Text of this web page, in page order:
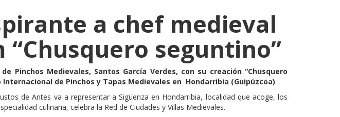
a chef medieval
seguntino”
Pinchos Medievales, Santos García Verdes, con su creación “Chusquero
de Pinchos y Tapas Medievales en Hondarribia (Guipúzcoa)
de Antes va a representar a Sigüenza en Hondarribia, localidad que acoge, los
culinaria, celebra la Red de Ciudades y Villas Medievales.